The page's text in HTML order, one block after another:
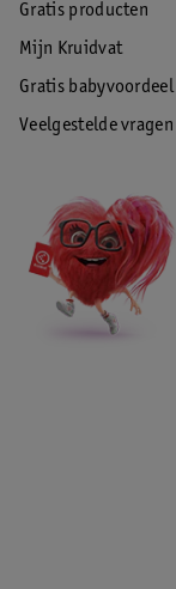
Gratis producten
Mijn Kruidvat
Gratis babyvoordeel
Veelgestelde vragen